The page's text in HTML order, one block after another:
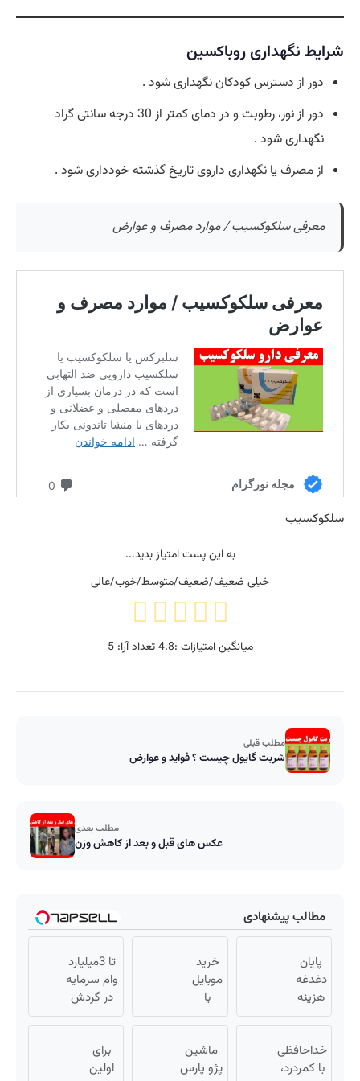
شرایط نگهداری روباکسین
دور از دسترس کودکان نگهداری شود .
دور از نور، رطوبت و در دمای کمتر از 30 درجه سانتی گراد
نگهداری شود .
از مصرف یا نگهداری داروی تاریخ گذشته خودداری شود .
معرفی سلکوکسیب / موارد مصرف و عوارض
سلکوکسیب
به این پست امتیاز بدید...
خیلی ضعیف/ضعیف/متوسط/خوب/عالی
میانگین امتیازات :4.8تعداد آرا:5
مطلب قبلی
شربت گایول چیست ؟ فواید و عوارض
مطلب بعدی
عکس های قبل و بعد از کاهش وزن
مطالب پیشنهادی
پایان
دغدغه
هزینه
های
پزشکی
با پک
خرید
موبایل
با
اسنپ
در ۴
قسط
تا 3میلیارد
وام سرمایه
در گردش
فروشندگان
فروشگاهت
رو ثبت کن
خداحافظی
با کمردرد،
ماشین
پژو پارس
برای
اولین